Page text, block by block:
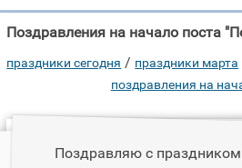
праздники сегодня / праздники марта
поздравления на
Поздравляю с праздником